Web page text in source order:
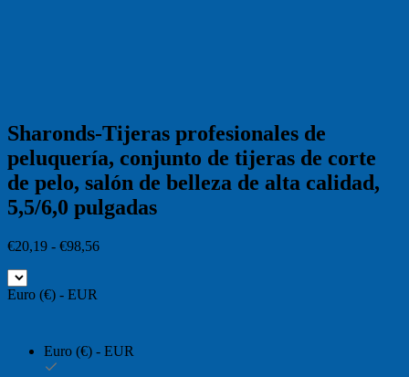
Sharonds-Tijeras profesionales de
peluquería, conjunto de tijeras de corte
de pelo, salón de belleza de alta calidad,
5,5/6,0 pulgadas
€20,19 - €98,56Rango
€98,56
Euro (€) - EUR
Euro (€) - EUR